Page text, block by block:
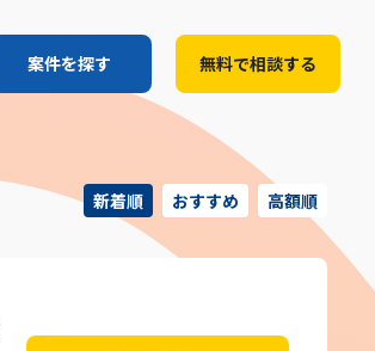
案件を探す 無料で相談する